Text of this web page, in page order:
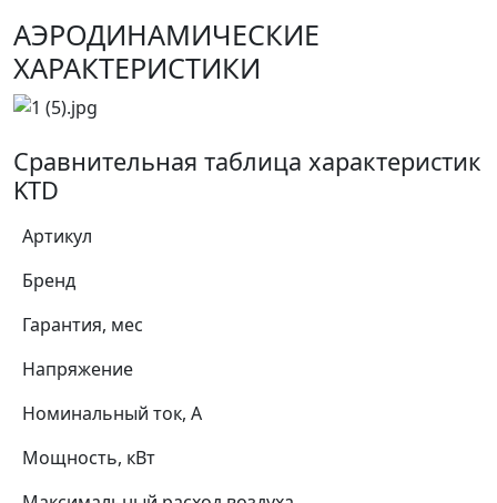
АЭРОДИНАМИЧЕСКИЕ
ХАРАКТЕРИСТИКИ
Сравнительная таблица характеристик
KTD
Артикул
Бренд
Гарантия, мес
Напряжение
Номинальный ток, А
Мощность, кВт